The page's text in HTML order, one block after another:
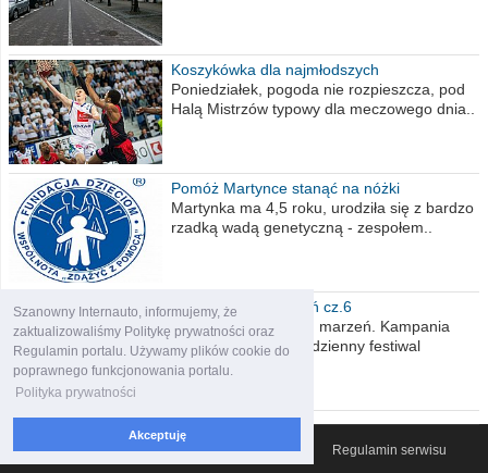
Szanowny Internauto, informujemy, że
zaktualizowaliśmy Politykę prywatności oraz
Regulamin portalu. Używamy plików cookie do
poprawnego funkcjonowania portalu.
Polityka prywatności
Akceptuję
Koszykówka dla najmłodszych
Poniedziałek, pogoda nie rozpieszcza, pod
Halą Mistrzów typowy dla meczowego dnia..
Pomóż Martynce stanąć na nóżki
Martynka ma 4,5 roku, urodziła się z bardzo
rzadką wadą genetyczną - zespołem..
Polska moich marzeń cz.6
Nadszedł kres moich marzeń. Kampania
wyborcza czyli niecodzienny festiwal
obietnic,..
© 2007-2026 Włocławski Portal informacyjny Regulamin serwisu